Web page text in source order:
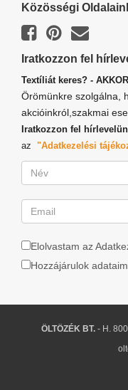
Közösségi
Iratkozzon fel
Textíliát keres? -
Örömünkre szolgálna,
akcióinkról,szakmai
Iratkozzon fel
az "Adatkezelési
Elolvastam az
Hozzájárulok
ÖLTÖZÉK BT. - H.